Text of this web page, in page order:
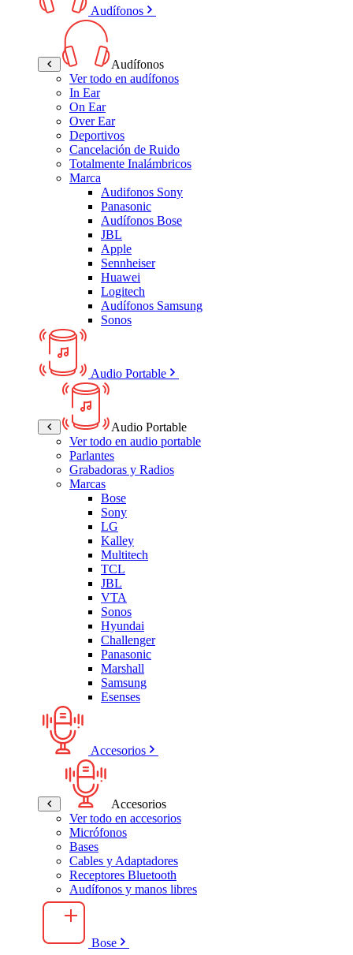
Audífonos
Audífonos
Ver todo en audífonos
In Ear
On Ear
Over Ear
Deportivos
Cancelación de Ruido
Totalmente Inalámbricos
Marca
Audifonos Sony
Panasonic
Audífonos Bose
JBL
Apple
Sennheiser
Huawei
Logitech
Audífonos Samsung
Sonos
Audio Portable
Audio Portable
Ver todo en audio portable
Parlantes
Grabadoras y Radios
Marcas
Bose
Sony
LG
Kalley
Multitech
TCL
JBL
VTA
Sonos
Hyundai
Challenger
Panasonic
Marshall
Samsung
Esenses
Accesorios
Accesorios
Ver todo en accesorios
Micrófonos
Bases
Cables y Adaptadores
Receptores Bluetooth
Audífonos y manos libres
Bose